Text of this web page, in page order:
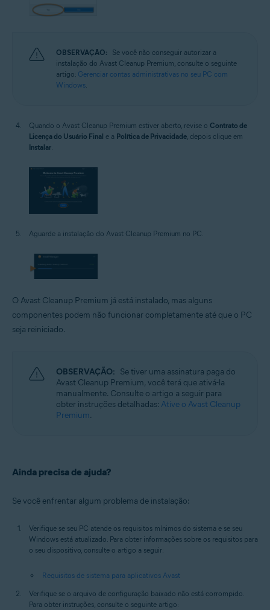
OBSERVAÇÃO:
Se você não conseguir autorizar a
instalação do Avast Cleanup Premium, consulte o seguinte
artigo: Gerenciar contas administrativas no seu PC com
Windows.
Quando o Avast Cleanup Premium estiver aberto, revise o Contrato de
Licença do Usuário Final e a Política de Privacidade, depois clique em
Instalar.
Aguarde a instalação do Avast Cleanup Premium no PC.
O Avast Cleanup Premium já está instalado, mas alguns
componentes podem não funcionar completamente até que o PC
seja reiniciado.
OBSERVAÇÃO: Se tiver uma assinatura paga do
Avast Cleanup Premium, você terá que ativá-la
manualmente. Consulte o artigo a seguir para
obter instruções detalhadas: Ative o Avast Cleanup
Premium.
Ainda precisa de ajuda?
Se você enfrentar algum problema de instalação:
Verifique se seu PC atende os requisitos mínimos do sistema e se seu
Windows está atualizado. Para obter informações sobre os requisitos para
o seu dispositivo, consulte o artigo a seguir:
Requisitos de sistema para aplicativos Avast
Verifique se o arquivo de configuração baixado não está corrompido.
Para obter instruções, consulte o seguinte artigo: